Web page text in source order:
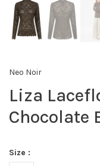
Neo Noir
Liza
Chocolate
Size :